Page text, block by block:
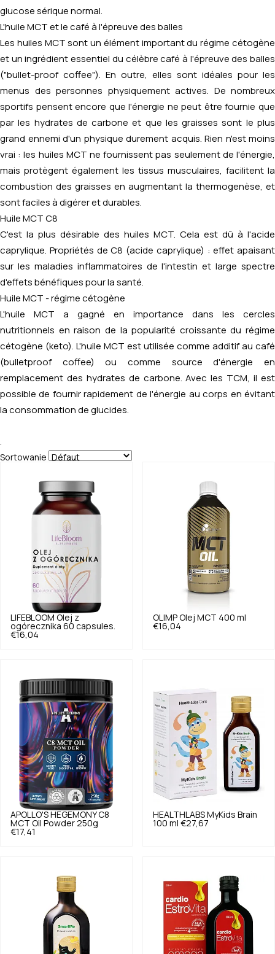
glucose sérique normal.
L'huile MCT et le café à l'épreuve des balles
Les huiles MCT sont un élément important du régime cétogène
et un ingrédient essentiel du célèbre café à l'épreuve des balles
("bullet-proof coffee"). En outre, elles sont idéales pour les
menus des personnes physiquement actives. De nombreux
sportifs pensent encore que l'énergie ne peut être fournie que
par les hydrates de carbone et que les graisses sont le plus
grand ennemi d'un physique durement acquis. Rien n'est moins
vrai : les huiles MCT ne fournissent pas seulement de l'énergie,
mais protègent également les tissus musculaires, facilitent la
combustion des graisses en augmentant la thermogenèse, et
sont faciles à digérer et durables.
Huile MCT C8
C'est la plus désirable des huiles MCT. Cela est dû à l'acide
caprylique. Propriétés de C8 (acide caprylique) : effet apaisant
sur les maladies inflammatoires de l'intestin et large spectre
d'effets bénéfiques pour la santé.
Huile MCT - régime cétogène
L'huile MCT a gagné en importance dans les cercles
nutritionnels en raison de la popularité croissante du régime
cétogène (keto). L'huile MCT est utilisée comme additif au café
(bulletproof coffee) ou comme source d'énergie en
remplacement des hydrates de carbone. Avec les TCM, il est
possible de fournir rapidement de l'énergie au corps en évitant
la consommation de glucides.
Sortowanie
LIFEBLOOM Olej z
ogórecznika 60 capsules.
€16,04
OLIMP Olej MCT 400 ml
€16,04
APOLLO'S HEGEMONY C8
MCT Oil Powder 250g
€17,41
HEALTHLABS MyKids Brain
100 ml €27,67